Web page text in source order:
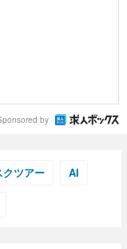
by
クツアー AI